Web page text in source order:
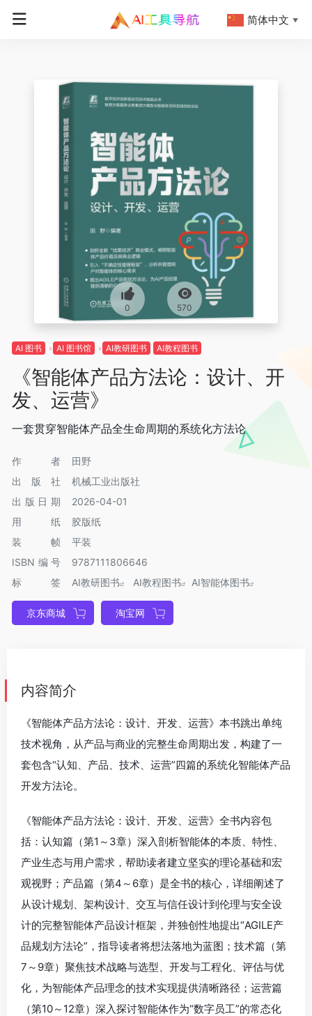
0 570
AI 图书 AI 图书馆 AI教研图书 AI教程图书
《智能体产品方法论：设计、开
发、运营》
一套贯穿智能体产品全生命周期的系统化方法论
作者
田野
出版社
机械工业出版社
出版日期
2026-04-01
用纸
胶版纸
装帧
平装
ISBN编号
9787111806646
标签
AI教研图书 AI教程图书 AI智能体图书
京东商城 淘宝网
内容简介
《智能体产品方法论：设计、开发、运营》本书跳出单纯
技术视角，从产品与商业的完整生命周期出发，构建了一
套包含“认知、产品、技术、运营”四篇的系统化智能体产品
开发方法论。
《智能体产品方法论：设计、开发、运营》全书内容包
括：认知篇（第1～3章）深入剖析智能体的本质、特性、
产业生态与用户需求，帮助读者建立坚实的理论基础和宏
观视野；产品篇（第4～6章）是全书的核心，详细阐述了
从设计规划、架构设计、交互与信任设计到伦理与安全设
计的完整智能体产品设计框架，并独创性地提出“AGILE产
品规划方法论”，指导读者将想法落地为蓝图；技术篇（第
7～9章）聚焦技术战略与选型、开发与工程化、评估与优
化，为智能体产品理念的技术实现提供清晰路径；运营篇
（第10～12章）深入探讨智能体作为“数字员工”的常态化
简体中文 ▼